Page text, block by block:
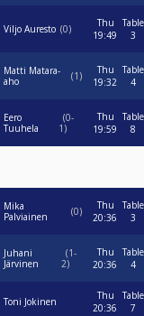
Viljo Auresto 0
Thu
19:49
Table
3
Matti Matara-
aho
1
Thu
19:32
Table
4
Eero
Tuuhela
0-
1
Thu
19:59
Table
8
Mika
Palviainen
0
Thu
20:36
Table
3
Juhani
Järvinen
1-
2
Thu
20:36
Table
4
Toni Jokinen
Thu
20:36
Table
7